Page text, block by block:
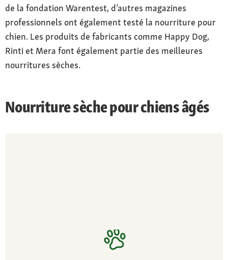
de la fondation Warentest, d’autres magazines
professionnels ont également testé la nourriture pour
chien. Les produits de fabricants comme Happy Dog,
Rinti et Mera font également partie des meilleures
nourritures sèches.
Nourriture sèche pour chiens âgés